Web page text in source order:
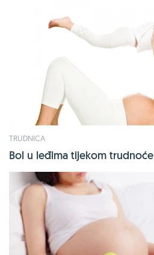
TRUDNICA
Bol u leđima tijekom trudnoće